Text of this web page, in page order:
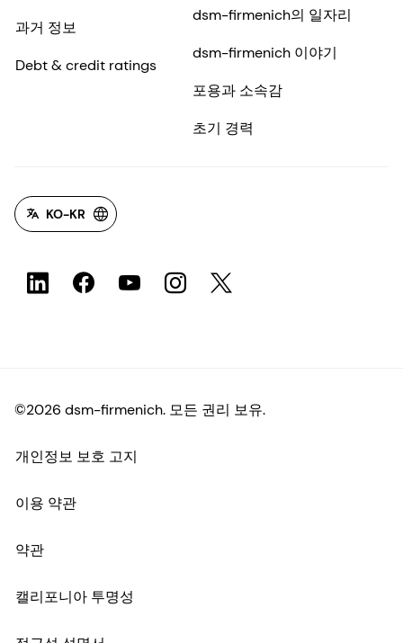
과거 정보
Debt & credit ratings
dsm-firmenich의 일자리
dsm-firmenich 이야기
포용과 소속감
초기 경력
KO-KR
©2026 dsm-firmenich. 모든 권리 보유.
개인정보 보호 고지
이용 약관
약관
캘리포니아 투명성